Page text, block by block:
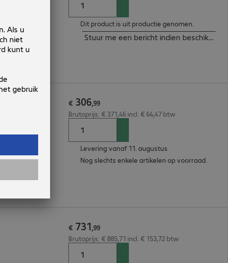
Dit product is uit productie genomen.
Stuur me een bericht indien beschikbaar
€ 306,99
Brutoprijs: € 371,46 incl. € 64,47 btw
Levering vanaf 11. augustus
Nog slechts enkele artikelen op voorraad.
€ 731,99
Brutoprijs: € 885,71 incl. € 153,72 btw